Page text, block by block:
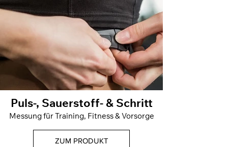
Puls-, Sauerstoff- & Schritt
Messung für Training, Fitness & Vorsorge
ZUM PRODUKT